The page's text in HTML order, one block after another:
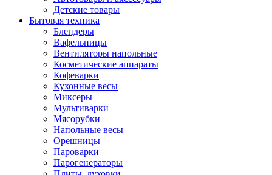
Детские товары
Бытовая техника
Блендеры
Вафельницы
Вентиляторы напольные
Косметические аппараты
Кофеварки
Кухонные весы
Миксеры
Мультиварки
Мясорубки
Напольные весы
Орешницы
Пароварки
Парогенераторы